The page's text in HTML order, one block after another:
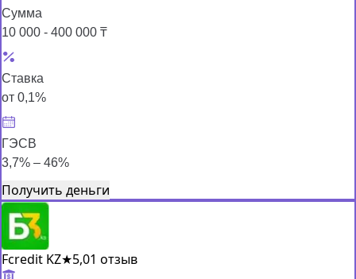
Сумма
10 000 - 400 000 ₸
Ставка
от 0,1%
ГЭСВ
3,7% – 46%
Получить деньги
Fcredit KZ★5,01 отзыв